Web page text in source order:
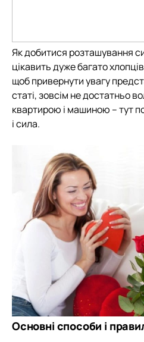
Як добитися розташування
цікавить дуже багато
щоб привернути увагу
статі, зовсім не достатньо
квартирою і машиною – тут
і сила.
Основні способи і